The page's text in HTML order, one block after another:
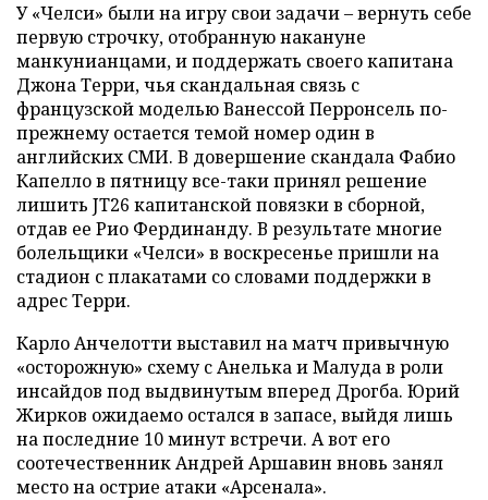
У «Челси» были на игру свои задачи – вернуть себе
первую строчку, отобранную накануне
манкунианцами, и поддержать своего капитана
Джона Терри, чья скандальная связь с
французской моделью Ванессой Перронсель по-
прежнему остается темой номер один в
английских СМИ. В довершение скандала Фабио
Капелло в пятницу все-таки принял решение
лишить JT26 капитанской повязки в сборной,
отдав ее Рио Фердинанду. В результате многие
болельщики «Челси» в воскресенье пришли на
стадион с плакатами со словами поддержки в
адрес Терри.
Карло Анчелотти выставил на матч привычную
«осторожную» схему с Анелька и Малуда в роли
инсайдов под выдвинутым вперед Дрогба. Юрий
Жирков ожидаемо остался в запасе, выйдя лишь
на последние 10 минут встречи. А вот его
соотечественник Андрей Аршавин вновь занял
место на острие атаки «Арсенала».